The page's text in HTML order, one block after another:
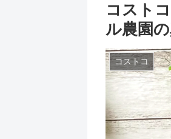
コスト
ル農園
コストコ